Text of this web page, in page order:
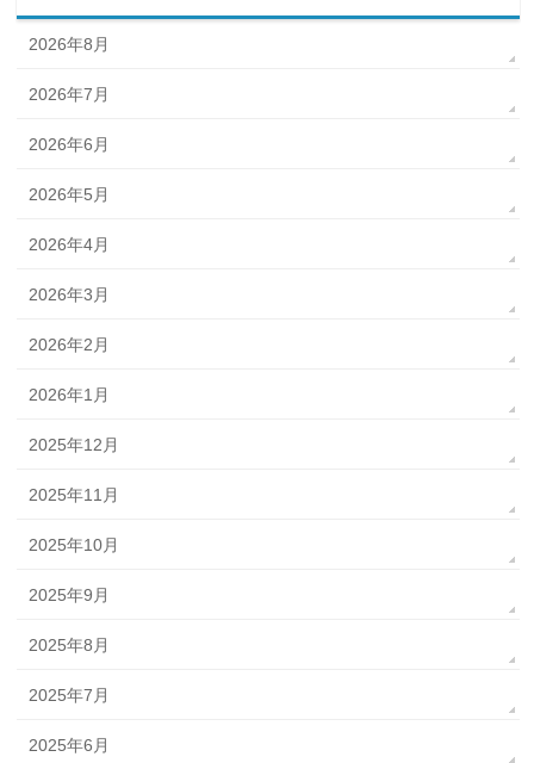
2026年8月
2026年7月
2026年6月
2026年5月
2026年4月
2026年3月
2026年2月
2026年1月
2025年12月
2025年11月
2025年10月
2025年9月
2025年8月
2025年7月
2025年6月